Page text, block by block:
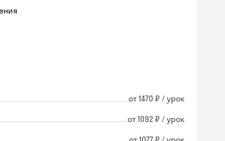
от 1470 ₽ / урок
от 1092 ₽ / урок